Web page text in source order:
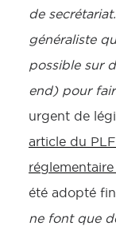
de
généraliste
possible sur
end) pour
urgent de
article du
été adopté
ne font que